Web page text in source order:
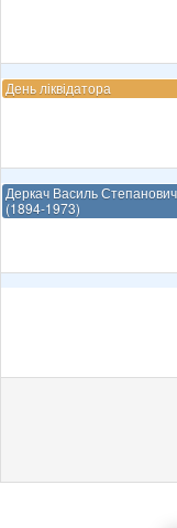
День ліквідатора
Деркач Василь Степанович
(1894-1973)